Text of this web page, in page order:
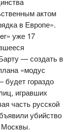
актом
в Европе».
уже 17
— создать в
«модус
гораздо
игравших
часть русской
убийство
Москвы.